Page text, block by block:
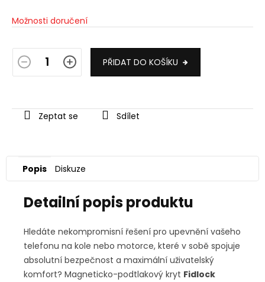
Možnosti doručení
PŘIDAT DO KOŠÍKU
Zeptat se Sdílet
Popis Diskuze
Detailní popis produktu
Hledáte nekompromisní řešení pro upevnění vašeho
telefonu na kole nebo motorce, které v sobě spojuje
absolutní bezpečnost a maximální uživatelský
komfort? Magneticko-podtlakový kryt Fidlock